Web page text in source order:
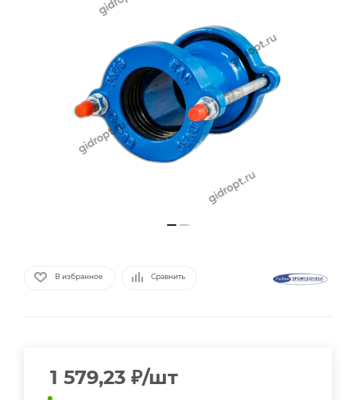
В избранное Сравнить
1 579,23 ₽/шт